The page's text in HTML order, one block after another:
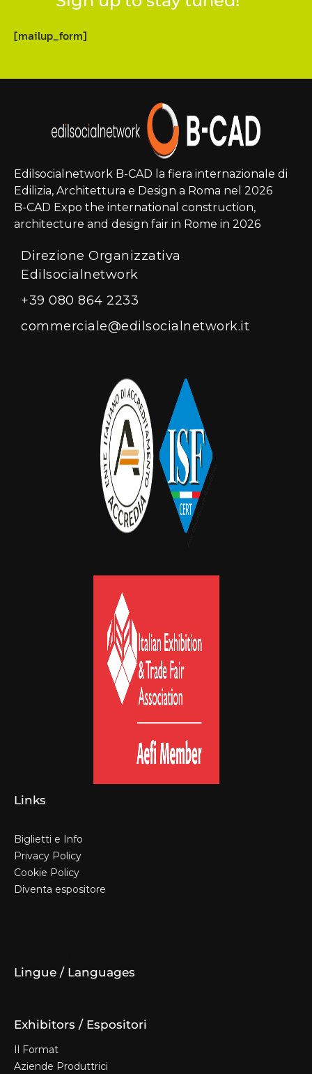
[mailup_form]
Edilsocialnetwork B-CAD la fiera internazionale di
Edilizia, Architettura e Design a Roma nel 2026
B-CAD Expo the international construction,
architecture and design fair in Rome in 2026
Direzione Organizzativa
Edilsocialnetwork
+39 080 864 2233
commerciale@edilsocialnetwork.it
Links
Biglietti e Info
Privacy Policy
Cookie Policy
Diventa espositore
Lingue / Languages
Exhibitors / Espositori
Il Format
Aziende Produttrici